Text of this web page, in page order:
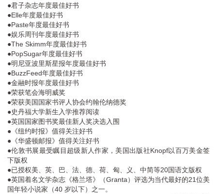
●君子杂志年度最佳好书
●Elle年度最佳好书
●Paste年度最佳好书
●娱乐周刊年度最佳好书
●The Skimm年度最佳好书
●PopSugar年度最佳好书
●明尼亚波里斯星报年度最佳好书
●BuzzFeed年度最佳好书
●金融时报年度最佳好书
●荣获笔会海明威奖
●荣获美国国家书评人协会约翰伦纳德奖
●史丹福大学新生入学推荐阅读
●英国国家图书奖最佳新人奖决选入围
●《纽约时报》值得关注好书
●《华盛顿邮报》值得关注好书
●伦敦书展最受瞩目超级新人作家，美国出版社Knopf以百万美金签
下版权
●已授权美、英、巴、法、德、荷、匈、义、中简等20国语文版权
●英国着名文学杂志《格兰塔》（Granta）评选为当代最好的21位美
国年轻小说家（40 岁以下）之一。